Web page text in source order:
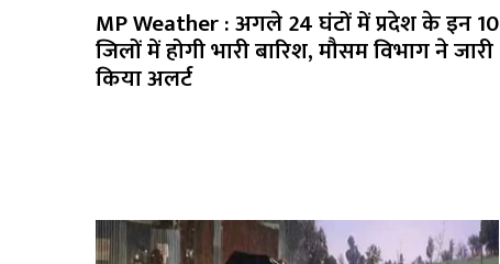
MP Weather : अगले 24 घंटों में प्रदेश के इन 10
जिलों में होगी भारी बारिश, मौसम विभाग ने जारी
किया अलर्ट